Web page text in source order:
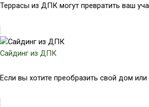
Террасы из ДПК могут превратить ваш
Сайдинг из ДПК
Если вы хотите преобразить свой дом или